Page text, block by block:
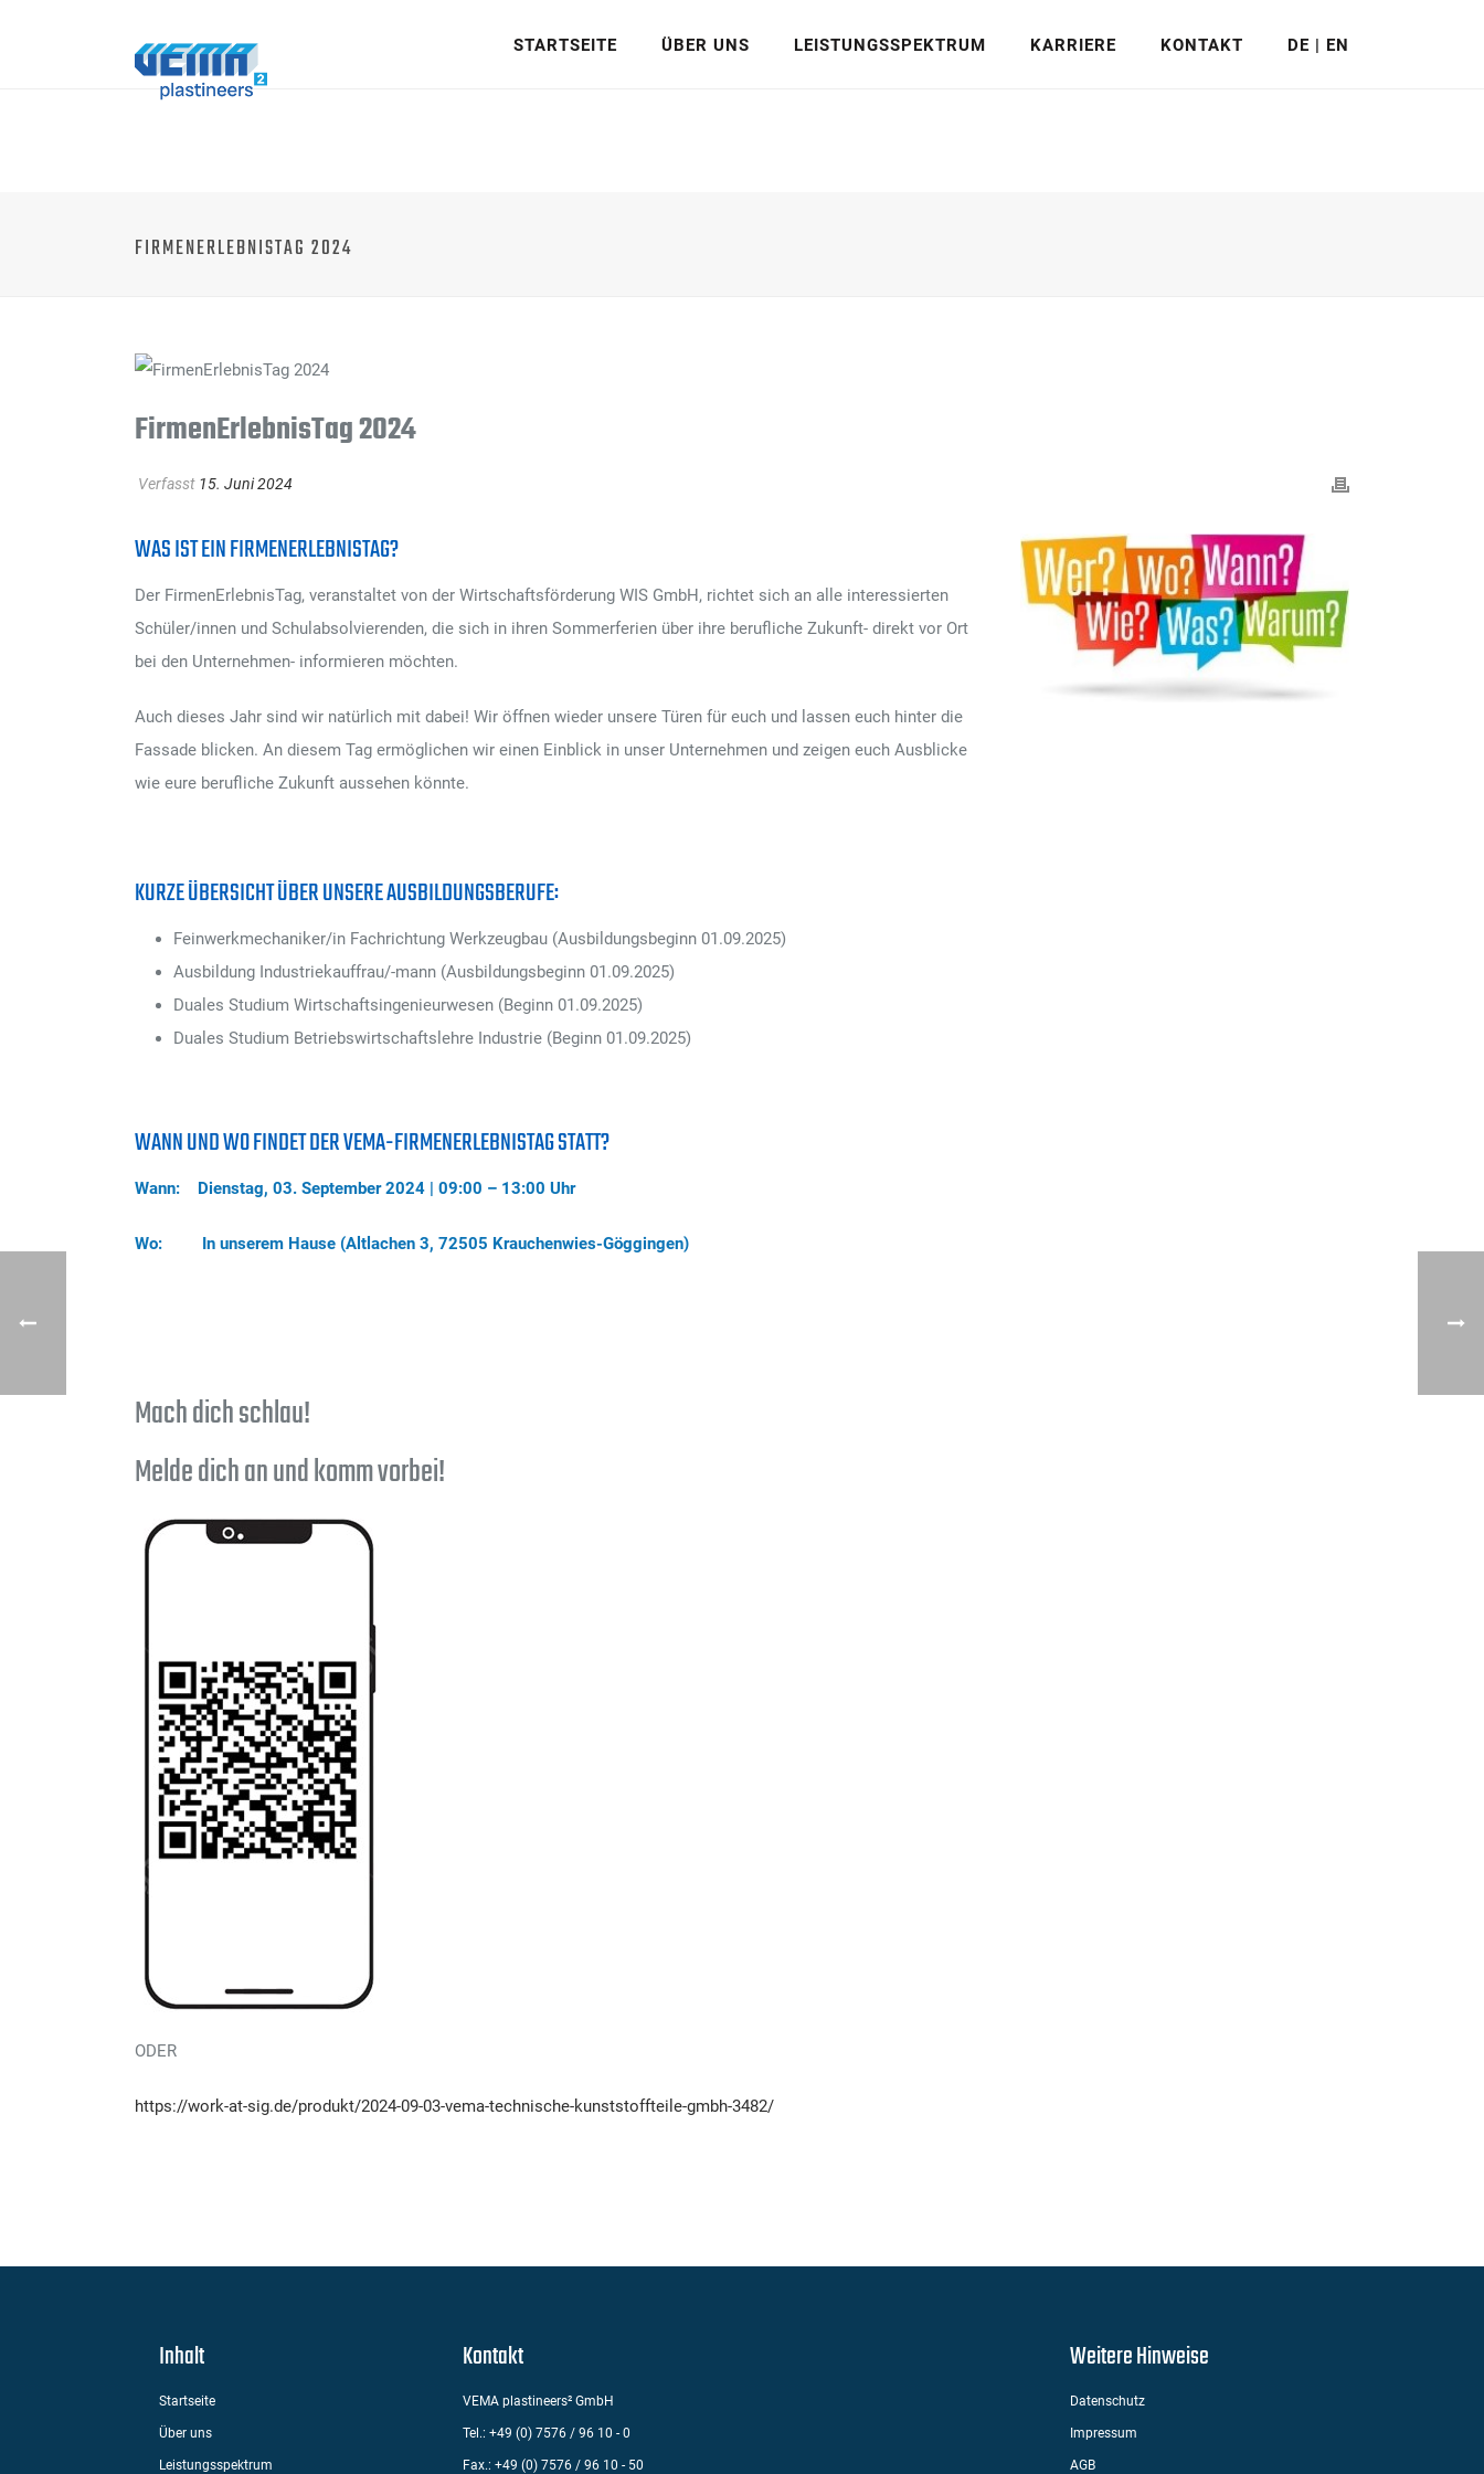
STARTSEITE ÜBER UNS LEISTUNGSSPEKTRUM KARRIERE KONTAKT DE | EN
FIRMENERLEBNISTAG 2024
FirmenErlebnisTag 2024
Verfasst 15. Juni 2024
WAS IST EIN FIRMENERLEBNISTAG?
Der FirmenErlebnisTag, veranstaltet von der Wirtschaftsförderung WIS GmbH, richtet sich an alle interessierten
Schüler/innen und Schulabsolvierenden, die sich in ihren Sommerferien über ihre berufliche Zukunft- direkt vor Ort
bei den Unternehmen- informieren möchten.
Auch dieses Jahr sind wir natürlich mit dabei! Wir öffnen wieder unsere Türen für euch und lassen euch hinter die
Fassade blicken. An diesem Tag ermöglichen wir einen Einblick in unser Unternehmen und zeigen euch Ausblicke
wie eure berufliche Zukunft aussehen könnte.
KURZE ÜBERSICHT ÜBER UNSERE AUSBILDUNGSBERUFE:
Feinwerkmechaniker/in Fachrichtung Werkzeugbau (Ausbildungsbeginn 01.09.2025)
Ausbildung Industriekauffrau/-mann (Ausbildungsbeginn 01.09.2025)
Duales Studium Wirtschaftsingenieurwesen (Beginn 01.09.2025)
Duales Studium Betriebswirtschaftslehre Industrie (Beginn 01.09.2025)
WANN UND WO FINDET DER VEMA-FIRMENERLEBNISTAG STATT?
Wann: Dienstag, 03. September 2024 | 09:00 – 13:00 Uhr
Wo: In unserem Hause (Altlachen 3, 72505 Krauchenwies-Göggingen)
Mach dich schlau!
Melde dich an und komm vorbei!
ODER
https://work-at-sig.de/produkt/2024-09-03-vema-technische-kunststoffteile-gmbh-3482/
Inhalt
Startseite
Über uns
Leistungsspektrum
Kontakt
VEMA plastineers² GmbH
Tel.: +49 (0) 7576 / 96 10 - 0
Fax.: +49 (0) 7576 / 96 10 - 50
Weitere Hinweise
Datenschutz
Impressum
AGB